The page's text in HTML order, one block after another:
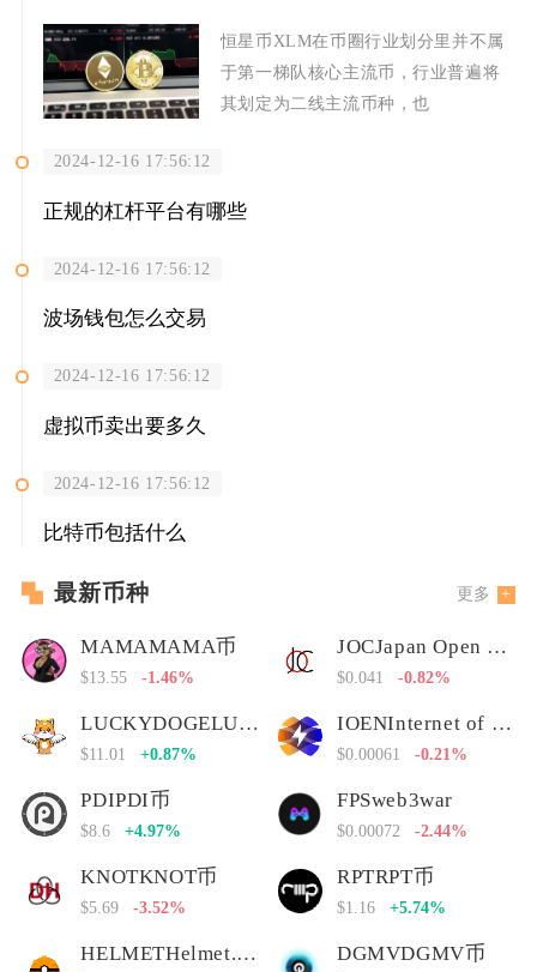
恒星币XLM在币圈行业划分里并不属
于第一梯队核心主流币，行业普遍将
其划定为二线主流币种，也
2024-12-16 17:56:12
正规的杠杆平台有哪些
2024-12-16 17:56:12
波场钱包怎么交易
2024-12-16 17:56:12
虚拟币卖出要多久
2024-12-16 17:56:12
比特币包括什么
最新币种 更多
MAMAMAMA币
$13.55 -1.46%
JOCJapan Open Chain
$0.041 -0.82%
LUCKYDOGELUCKYDOGE币
$11.01 +0.87%
IOENInternet of Energy Network
$0.00061 -0.21%
PDIPDI币
$8.6 +4.97%
FPSweb3war
$0.00072 -2.44%
KNOTKNOT币
$5.69 -3.52%
RPTRPT币
$1.16 +5.74%
HELMETHelmet.insure Governance Token DGMVDGMV币